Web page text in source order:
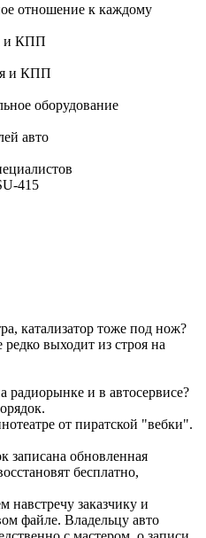
отношение к каждому
и КПП
и КПП
оборудование
авто
415
катализатор тоже под нож?
выходит из строя на
и в автосервисе?
от пиратской "вебки".
записана обновленная
бесплатно,
навстречу заказчику и
файле. Владельцу авто